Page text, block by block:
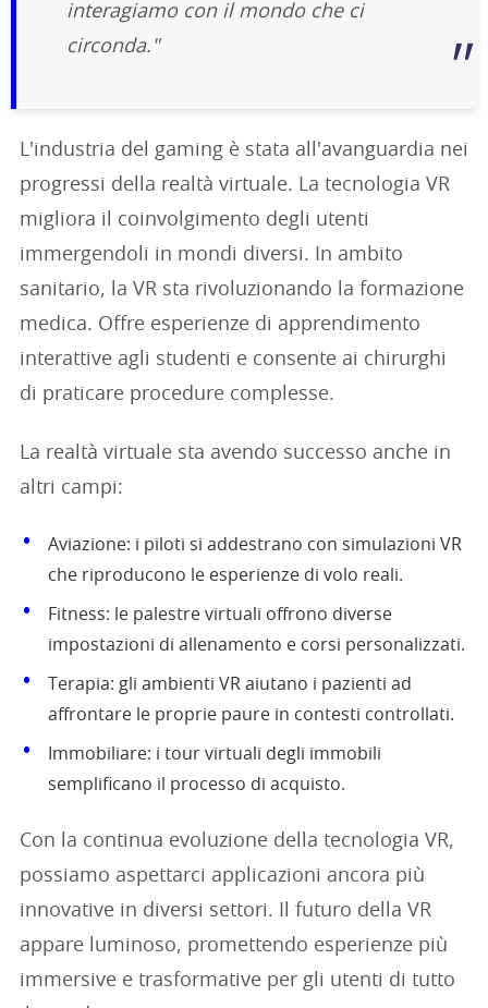
interagiamo con il mondo che ci
circonda."
L'industria del gaming è stata all'avanguardia nei
progressi della realtà virtuale. La tecnologia VR
migliora il coinvolgimento degli utenti
immergendoli in mondi diversi. In ambito
sanitario, la VR sta rivoluzionando la formazione
medica. Offre esperienze di apprendimento
interattive agli studenti e consente ai chirurghi
di praticare procedure complesse.
La realtà virtuale sta avendo successo anche in
altri campi:
Aviazione: i piloti si addestrano con simulazioni VR
che riproducono le esperienze di volo reali.
Fitness: le palestre virtuali offrono diverse
impostazioni di allenamento e corsi personalizzati.
Terapia: gli ambienti VR aiutano i pazienti ad
affrontare le proprie paure in contesti controllati.
Immobiliare: i tour virtuali degli immobili
semplificano il processo di acquisto.
Con la continua evoluzione della tecnologia VR,
possiamo aspettarci applicazioni ancora più
innovative in diversi settori. Il futuro della VR
appare luminoso, promettendo esperienze più
immersive e trasformative per gli utenti di tutto